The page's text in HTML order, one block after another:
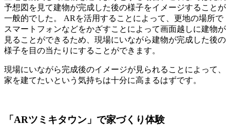
予想図を見て建物が完成した後の様子をイメージすることが
一般的でした。 ARを活用することによって、更地の場所で
スマートフォンなどをかざすことによって画面越しに建物が
見ることができるため、現場にいながら建物が完成した後の
様子を目の当たりにすることができます。
現場にいながら完成後のイメージが見られることによって、
家を建てたいという気持ちは十分に高まるはずです。
「ARツミキタウン」で家づくり体験